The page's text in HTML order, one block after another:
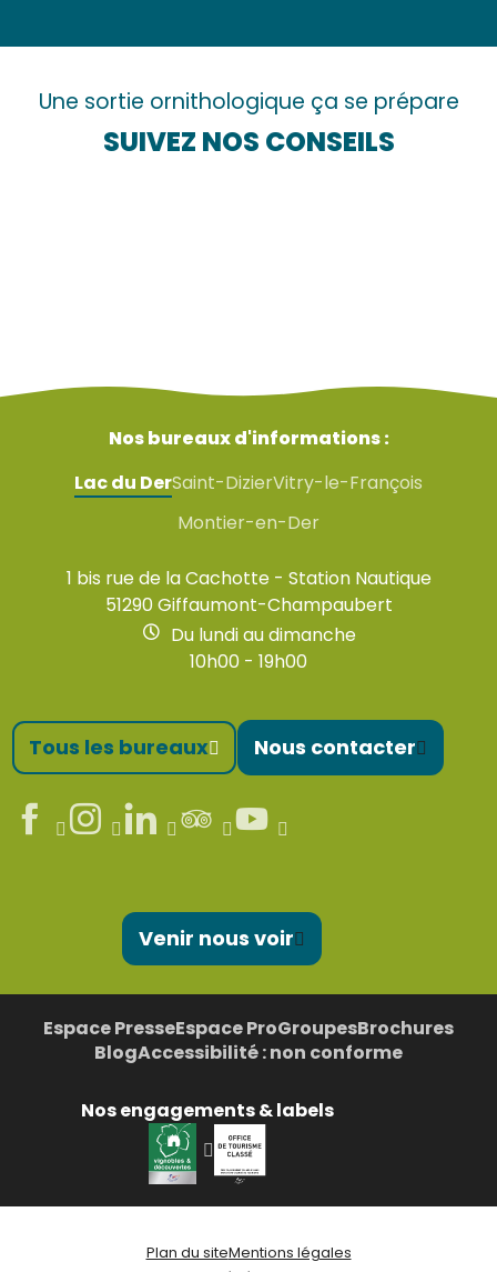
Une sortie ornithologique ça se prépare
SUIVEZ NOS CONSEILS
Nos bureaux d'informations :
Lac du DerSaint-DizierVitry-le-François
Montier-en-Der
1 bis rue de la Cachotte - Station Nautique
51290 Giffaumont-Champaubert
Du lundi au dimanche
10h00 - 19h00
Tous les bureaux Nous contacter
Venir nous voir
Espace PresseEspace ProGroupesBrochures
BlogAccessibilité : non conforme
Nos engagements & labels
Plan du siteMentions légales